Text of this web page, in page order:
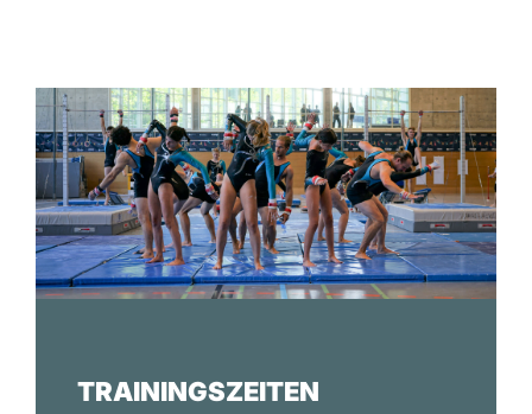
TRAININGSZEITEN